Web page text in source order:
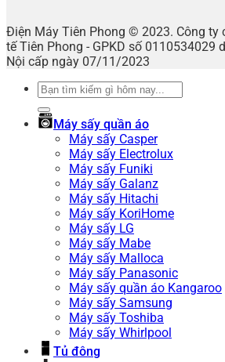
Điện Máy Tiên Phong © 2023. Công ty
tế Tiên Phong - GPKD số 0110534029
Nội cấp ngày 07/11/2023
Tìm
Máy sấy quần áo
Máy sấy Casper
Máy sấy Electrolux
Máy sấy Funiki
Máy sấy Galanz
Máy sấy Hitachi
Máy sấy KoriHome
Máy sấy LG
Máy sấy Mabe
Máy sấy Malloca
Máy sấy Panasonic
Máy sấy quần áo Kangaroo
Máy sấy Samsung
Máy sấy Toshiba
Máy sấy Whirlpool
Tủ đông